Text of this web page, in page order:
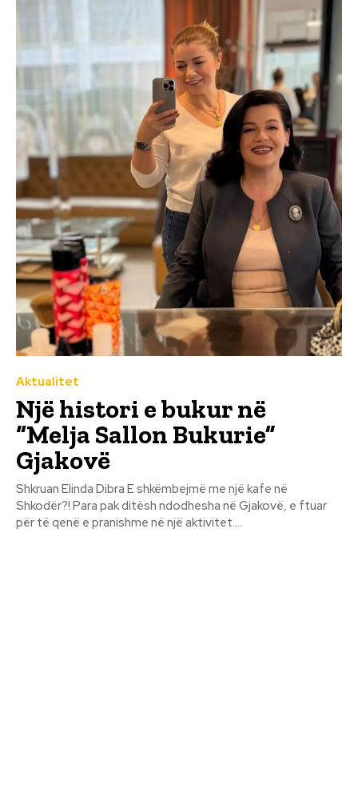
Aktualitet
Një histori e bukur në
“Melja Sallon Bukurie”
Gjakovë
Shkruan Elinda Dibra E shkëmbejmë me një kafe në
Shkodër?! Para pak ditësh ndodhesha në Gjakovë, e ftuar
për të qenë e pranishme në një aktivitet....